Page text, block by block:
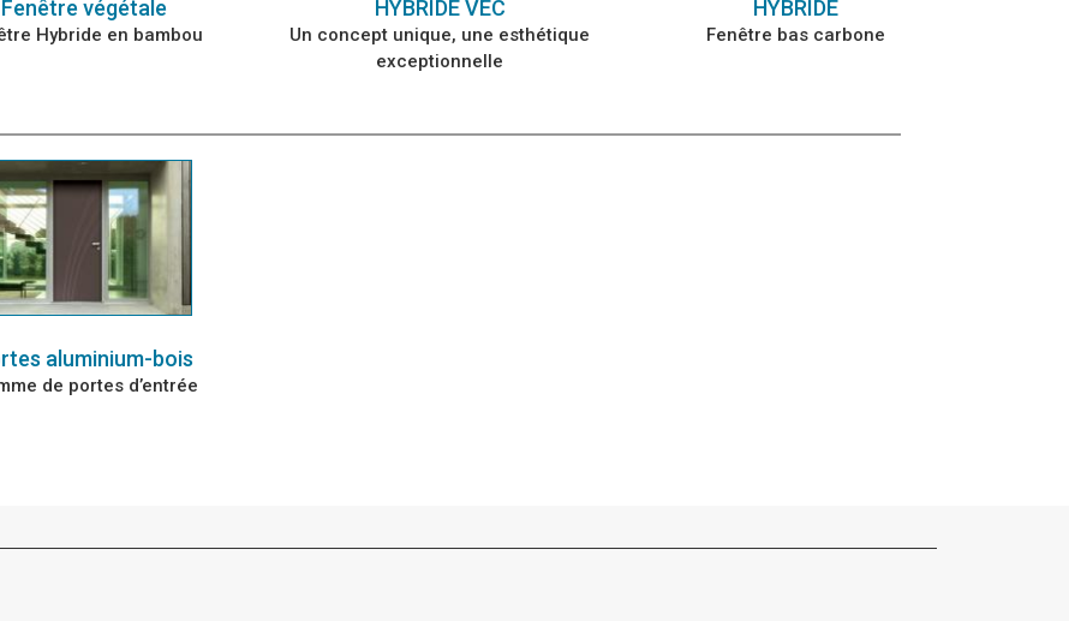
Fenêtre végétale
Hybride en bambou
HYBRIDE VEC
Un concept unique, une esthétique
exceptionnelle
HYBRIDE
Fenêtre bas carbone
aluminium-bois
de portes d’entrée